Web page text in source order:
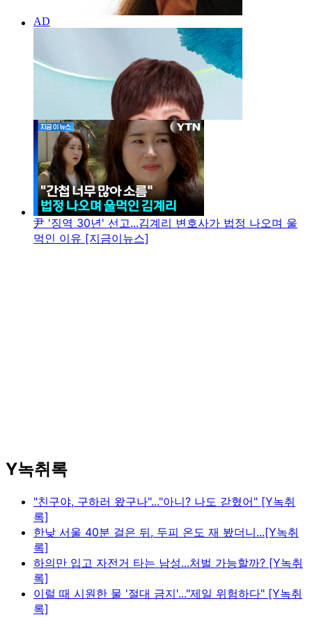
尹 '징역 30년' 선고...김계리 변호사가 법정 나오며 울
먹인 이유 [지금이뉴스]
Y녹취록
"친구야, 구하러 왔구나"..."아니? 나도 갇혔어" [Y녹취
록]
한낮 서울 40분 걸은 뒤, 두피 온도 재 봤더니...[Y녹취
록]
하의만 입고 자전거 타는 남성...처벌 가능할까? [Y녹취
록]
이럴 때 시원한 물 '절대 금지'..."제일 위험하다" [Y녹취
록]